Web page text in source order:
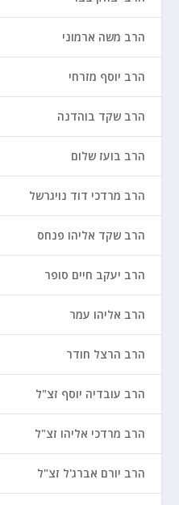
הרב משה ארמוני
הרב יוסף מזרחי
הרב שקד בוהדנה
הרב בועז שלום
הרב מרדכי דוד נויגרשל
הרב שקד אליהו פנחס
הרב יעקב חיים סופר
הרב אליהו עמר
הרב הרצל חודר
הרב עובדיה יוסף זצ"ל
הרב מרדכי אליהו זצ"ל
הרב יורם אברג'ל זצ"ל